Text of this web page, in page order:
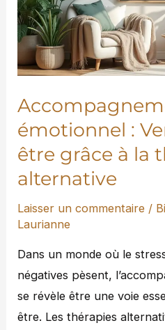
émotionnel :
être grâce à la
alternative
Laisser un commentaire /
Laurianne
Dans un monde où le
négatives pèsent,
se révèle être une voie
être. Les thérapies
un
mieux-
être
grâce
la
thérapie
alternative